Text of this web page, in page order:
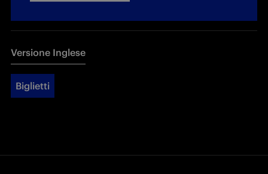
Versione Inglese
Biglietti